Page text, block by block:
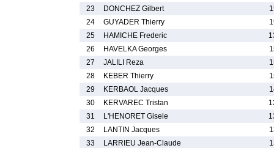
23
DONCHEZ Gilbert
24
GUYADER Thierry
25
HAMICHE Frederic
26
HAVELKA Georges
27
JALILI Reza
28
KEBER Thierry
29
KERBAOL Jacques
30
KERVAREC Tristan
31
L'HENORET Gisele
32
LANTIN Jacques
33
LARRIEU Jean-Claude